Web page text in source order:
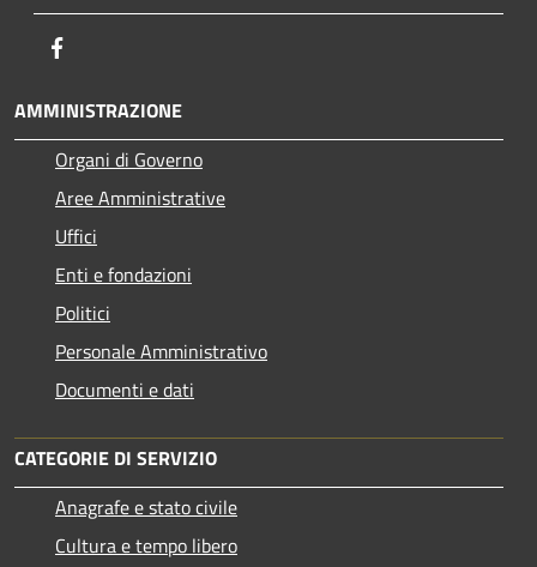
AMMINISTRAZIONE
Organi di Governo
Aree Amministrative
Uffici
Enti e fondazioni
Politici
Personale Amministrativo
Documenti e dati
CATEGORIE DI SERVIZIO
Anagrafe e stato civile
Cultura e tempo libero